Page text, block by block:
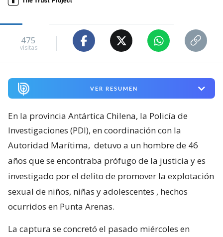
475
visitas
VER RESUMEN
En la provincia Antártica Chilena, la Policía de
Investigaciones (PDI), en coordinación con la
Autoridad Marítima, detuvo a un hombre de 46
años que se encontraba prófugo de la justicia y es
investigado por el delito de promover la explotación
sexual de niños, niñas y adolescentes , hechos
ocurridos en Punta Arenas.
La captura se concretó el pasado miércoles en